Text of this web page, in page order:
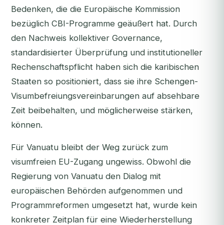
Bedenken, die die Europäische Kommission
bezüglich CBI-Programme geäußert hat. Durch
den Nachweis kollektiver Governance,
standardisierter Überprüfung und institutioneller
Rechenschaftspflicht haben sich die karibischen
Staaten so positioniert, dass sie ihre Schengen-
Visumbefreiungsvereinbarungen auf absehbare
Zeit beibehalten, und möglicherweise stärken,
können.
Für Vanuatu bleibt der Weg zurück zum
visumfreien EU-Zugang ungewiss. Obwohl die
Regierung von Vanuatu den Dialog mit
europäischen Behörden aufgenommen und
Programmreformen umgesetzt hat, wurde kein
konkreter Zeitplan für eine Wiederherstellung